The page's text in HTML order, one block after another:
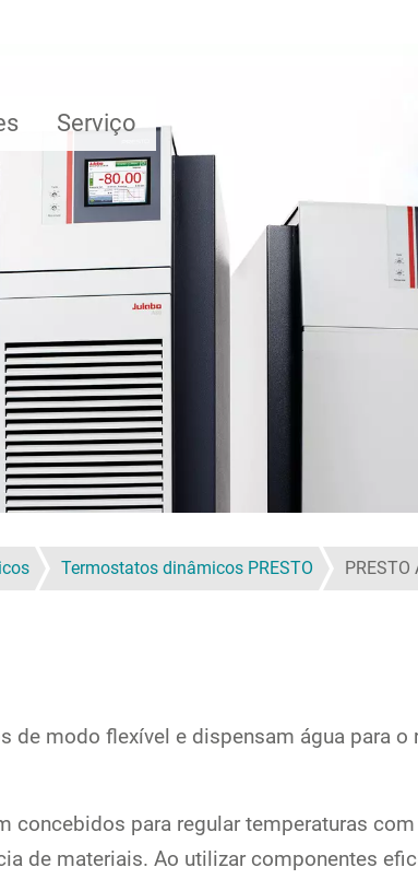
Serviço
Termostatos dinâmicos PRESTO PRESTO
modo flexível e dispensam água para
para regular temperaturas
de materiais. Ao utilizar componentes